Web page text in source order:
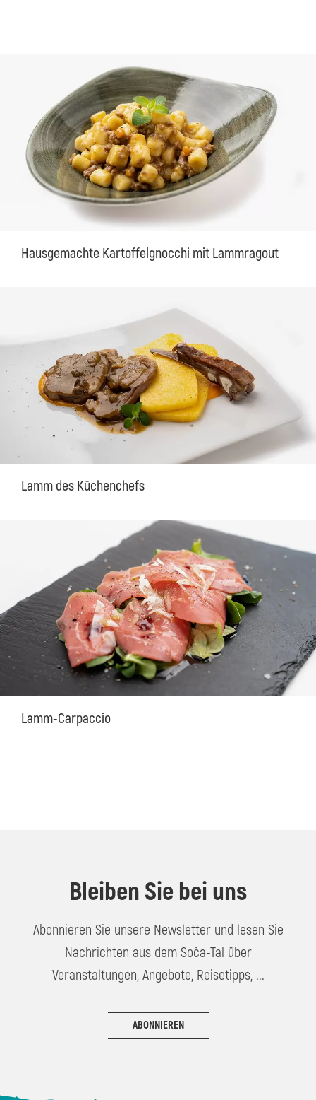
Hausgemachte Kartoffelgnocchi mit Lammragout
Lamm des Küchenchefs
Lamm-Carpaccio
Bleiben Sie bei uns
Abonnieren Sie unsere Newsletter und lesen Sie
Nachrichten aus dem Soča-Tal über
Veranstaltungen, Angebote, Reisetipps, ...
ABONNIEREN